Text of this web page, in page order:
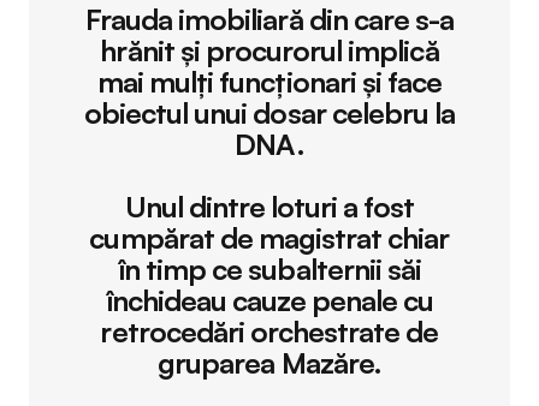
Frauda imobiliară din care s-a
hrănit și procurorul implică
mai mulți funcționari și face
obiectul unui dosar celebru la
DNA.
Unul dintre loturi a fost
cumpărat de magistrat chiar
în timp ce subalternii săi
închideau cauze penale cu
retrocedări orchestrate de
gruparea Mazăre.